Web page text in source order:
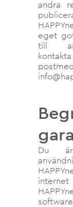
andra
eget
till
Du